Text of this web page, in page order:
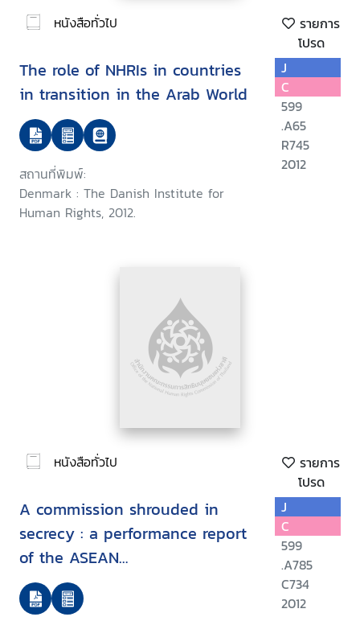
หนังสือทั่วไป
รายการ
โปรด
The role of NHRIs in countries
in transition in the Arab World
สถานที่พิมพ์:
Denmark : The Danish Institute for
Human Rights, 2012.
J
C
599
.A65
R745
2012
หนังสือทั่วไป
รายการ
โปรด
A commission shrouded in
secrecy : a performance report
of the ASEAN
Intergovernmental Commission
on Human Rights, 2010-2011
J
C
599
.A785
C734
2012